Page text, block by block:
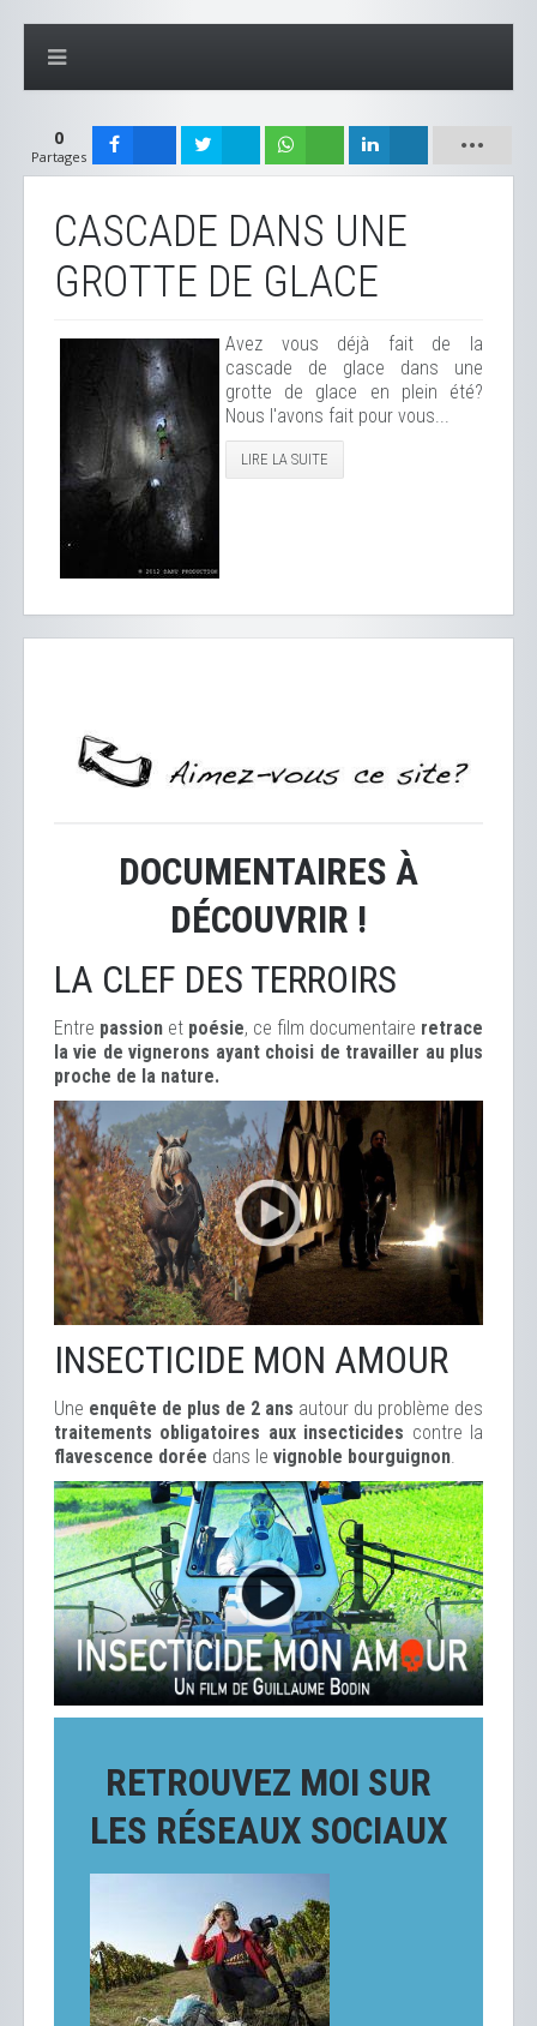
0
Partages
CASCADE DANS UNE
GROTTE DE GLACE
Avez vous déjà fait de la
cascade de glace dans une
grotte de glace en plein été?
Nous l'avons fait pour vous...
LIRE LA SUITE
DOCUMENTAIRES À
DÉCOUVRIR !
LA CLEF DES TERROIRS
Entre passion et poésie, ce film documentaire retrace
la vie de vignerons ayant choisi de travailler au plus
proche de la nature.
INSECTICIDE MON AMOUR
Une enquête de plus de 2 ans autour du problème des
traitements obligatoires aux insecticides contre la
flavescence dorée dans le vignoble bourguignon.
RETROUVEZ MOI SUR
LES RÉSEAUX SOCIAUX